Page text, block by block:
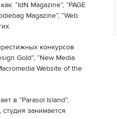
“IdN Magazine”, “PAGE
Magazine”, “Web
конкурсов
Gold”, “New Media
Website of the
в “Parasol Island”,
занимается